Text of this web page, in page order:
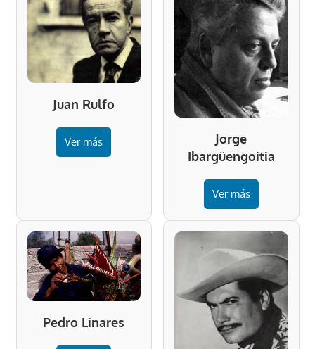
Juan Rulfo
Ver más
Jorge
Ibargüengoitia
Ver más
Pedro Linares